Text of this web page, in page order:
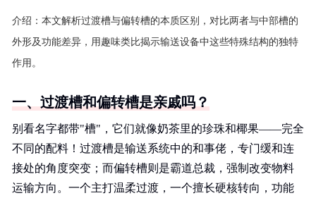
介绍： 本文解析过渡槽与偏转槽的本质区别，对比两者与中部槽的
外形及功能差异，用趣味类比揭示输送设备中这些特殊结构的独特
作用。
一、过渡槽和偏转槽是亲戚吗？
别看名字都带"槽"，它们就像奶茶里的珍珠和椰果——完全
不同的配料！过渡槽是输送系统中的和事佬，专门缓和连
接处的角度突变；而偏转槽则是霸道总裁，强制改变物料
运输方向。一个主打温柔过渡，一个擅长硬核转向，功能